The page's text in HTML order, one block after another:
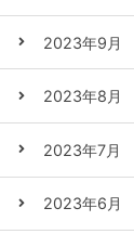
2023年9月
2023年8月
2023年7月
2023年6月